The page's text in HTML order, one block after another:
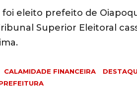
foi eleito prefeito de
Superior Eleitoral
CALAMIDADE FINANCEIRA